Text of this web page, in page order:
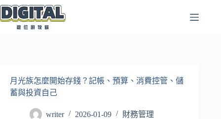
跳
至
月光族怎麼開始存錢？記帳、預算、消費控管、儲
蓄與投資自己
writer 2026-01-09 財務管理